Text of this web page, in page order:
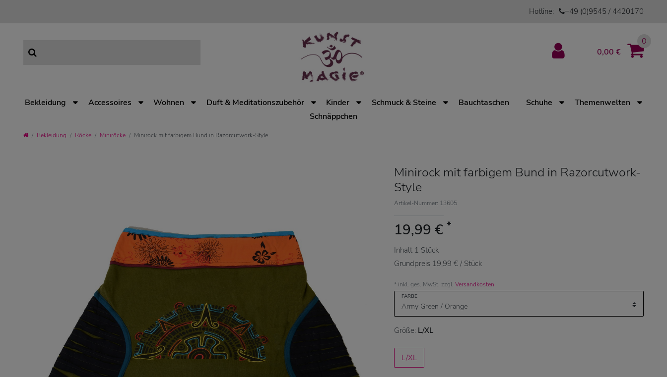
Hotline: +49 (0)9545 / 4420170
0,00 €
0
Bekleidung Accessoires Wohnen Duft & Meditationszubehör Kinder Schmuck & Steine Bauchtaschen Schuhe
Themenwelten
Schnäppchen
Bekleidung Röcke Miniröcke Minirock mit farbigem Bund in Razorcutwork-Style
Minirock mit farbigem Bund in Razorcutwork-
Style
Artikel-Nummer: 13605
19,99 € *
Inhalt 1 Stück
Grundpreis 19,99 € / Stück
* inkl. ges. MwSt. zzgl. Versandkosten
FARBE
Größe: L/XL
L/XL